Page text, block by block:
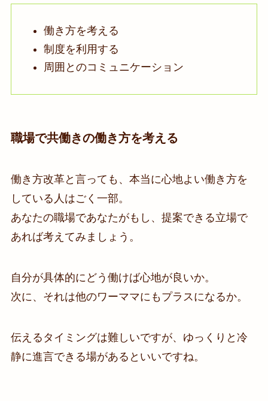
働き方を考える
制度を利用する
周囲とのコミュニケーション
職場で共働きの働き方を考える
働き方改革と言っても、本当に心地よい働き方を
している人はごく一部。
あなたの職場であなたがもし、提案できる立場で
あれば考えてみましょう。
自分が具体的にどう働けば心地が良いか。
次に、それは他のワーママにもプラスになるか。
伝えるタイミングは難しいですが、ゆっくりと冷
静に進言できる場があるといいですね。